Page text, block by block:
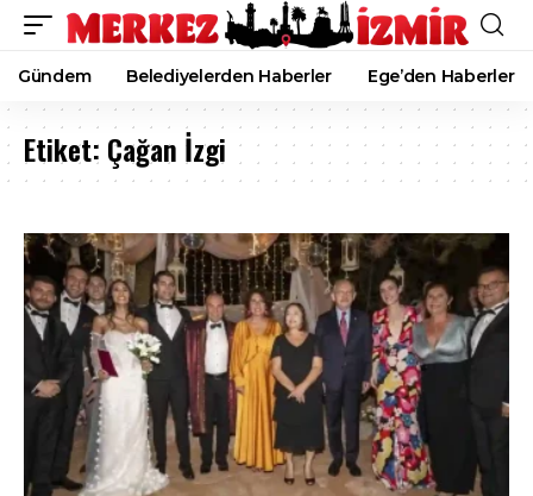
Gündem Belediyelerden Haberler Ege’den Haberler
Etiket: Çağan İzgi